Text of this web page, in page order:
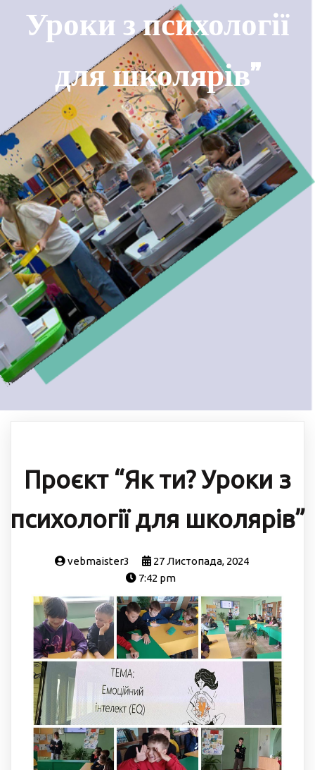
Уроки з психології
для школярів”
Проєкт “Як ти? Уроки з
психології для школярів”
vebmaister3
27 Листопада, 2024
7:42 pm